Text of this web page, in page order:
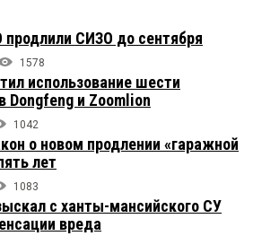
СИЗО до сентября
1578
использование шести
Dongfeng и Zoomlion
1042
о новом продлении «гаражной
лет
1083
с ханты-мансийского СУ
вреда